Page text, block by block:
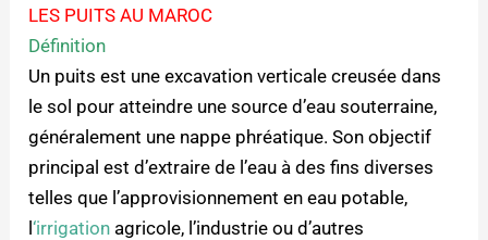
LES PUITS AU MAROC
Définition
Un puits est une excavation verticale creusée dans
le sol pour atteindre une source d’eau souterraine,
généralement une nappe phréatique. Son objectif
principal est d’extraire de l’eau à des fins diverses
telles que l’approvisionnement en eau potable,
l‘irrigation agricole, l’industrie ou d’autres